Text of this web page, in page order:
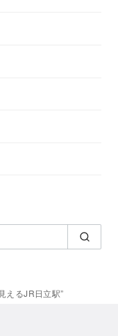
えるJR日立駅”